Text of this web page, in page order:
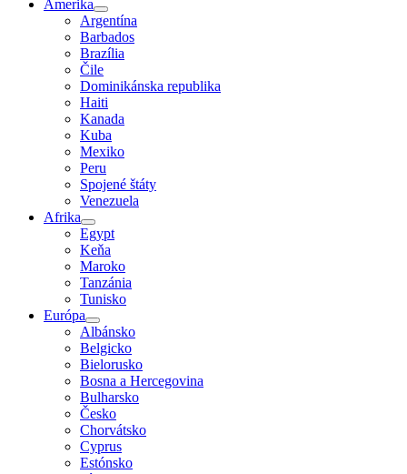
Amerika
Argentína
Barbados
Brazília
Čile
Dominikánska republika
Haiti
Kanada
Kuba
Mexiko
Peru
Spojené štáty
Venezuela
Afrika
Egypt
Keňa
Maroko
Tanzánia
Tunisko
Európa
Albánsko
Belgicko
Bielorusko
Bosna a Hercegovina
Bulharsko
Česko
Chorvátsko
Cyprus
Estónsko